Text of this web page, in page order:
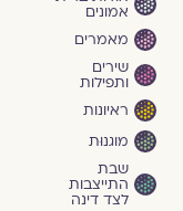
אמונים
מאמרים
שירים
ותפילות
ראיונות
מוגנוּת
שבת
התייצבות
לצד דינה